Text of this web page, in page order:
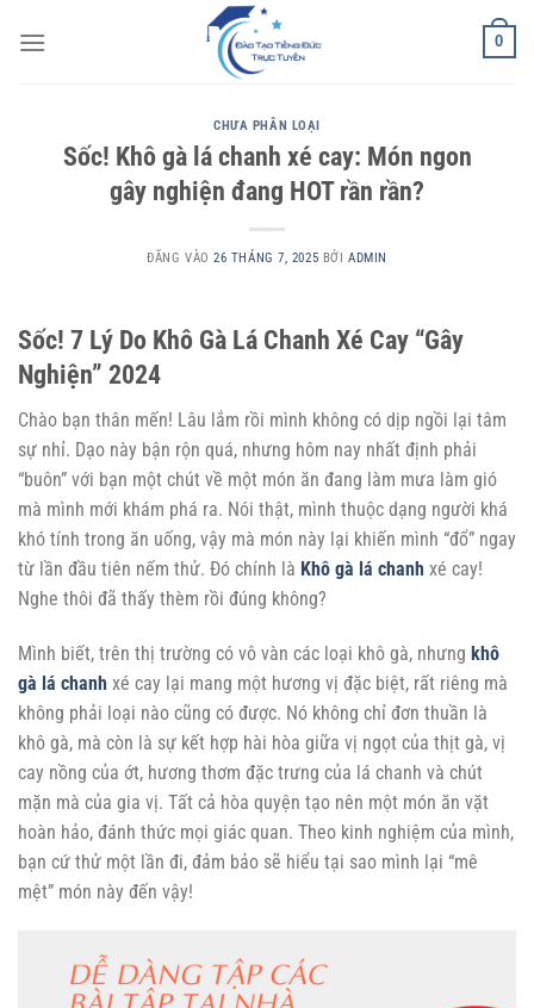
qua
0
CHƯA PHÂN LOẠI
Sốc! Khô gà lá chanh xé cay: Món ngon
gây nghiện đang HOT rần rần?
ĐĂNG VÀO26 THÁNG 7, 2025 BỞI ADMIN
Sốc! 7 Lý Do Khô Gà Lá Chanh Xé Cay “Gây
Nghiện” 2024
Chào bạn thân mến! Lâu lắm rồi mình không có dịp ngồi lại tâm
sự nhỉ. Dạo này bận rộn quá, nhưng hôm nay nhất định phải
“buôn” với bạn một chút về một món ăn đang làm mưa làm gió
mà mình mới khám phá ra. Nói thật, mình thuộc dạng người khá
khó tính trong ăn uống, vậy mà món này lại khiến mình “đổ” ngay
từ lần đầu tiên nếm thử. Đó chính là Khô gà lá chanh xé cay!
Nghe thôi đã thấy thèm rồi đúng không?
Mình biết, trên thị trường có vô vàn các loại khô gà, nhưng khô
gà lá chanh xé cay lại mang một hương vị đặc biệt, rất riêng mà
không phải loại nào cũng có được. Nó không chỉ đơn thuần là
khô gà, mà còn là sự kết hợp hài hòa giữa vị ngọt của thịt gà, vị
cay nồng của ớt, hương thơm đặc trưng của lá chanh và chút
mặn mà của gia vị. Tất cả hòa quyện tạo nên một món ăn vặt
hoàn hảo, đánh thức mọi giác quan. Theo kinh nghiệm của mình,
bạn cứ thử một lần đi, đảm bảo sẽ hiểu tại sao mình lại “mê
mệt” món này đến vậy!